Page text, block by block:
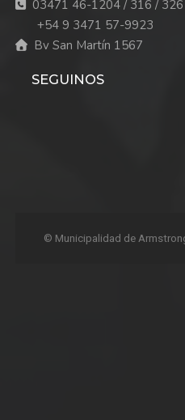
03471 46-1204 / 316 / 326
+54 9 3471 57-9923
Bv San Martín 1567
SEGUINOS
© Municipalidad de